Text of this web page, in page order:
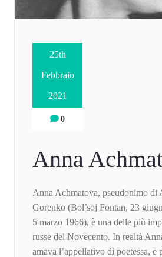
25th
Febbraio
2021
0
Anna
Anna Achmatova, pseudonimo di
Gorenko (Bol’soj Fontan, 23
5 marzo 1966), è una delle più
russe del Novecento. In realtà
amava l’appellativo di poetessa, e